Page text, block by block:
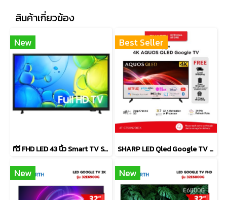
สินค้าเกี่ยวข้อง
New
ทีวี FHD LED 43 นิ้ว Smart TV SAMSUNG รุ่น UA43F6000FKXXT
Best Seller
SHARP LED Qled Google TV 4KTV รุ่น 4T-C75HN7000X
New New